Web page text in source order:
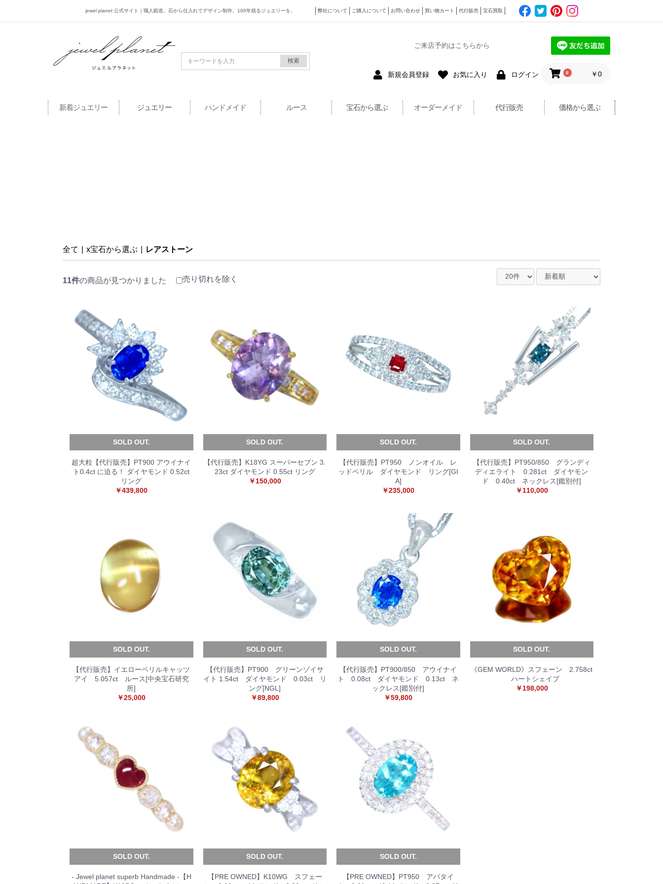
jewel planet 公式サイト｜職人鍛造。石から仕入れてデザイン制作。100年残るジュエリーを。 弊社について ご購入について お問い合わせ 買い物カート 代行販売 宝石買取
jewel planet 公式サイト
検索
ご来店予約はこちらから
新規会員登録 お気に入り ログイン 0 ￥0
新着ジュエリー ジュエリー ハンドメイド ルース 宝石から選ぶ オーダーメイド 代行販売 価格から選ぶ
全て x宝石から選ぶ レアストーン
11件の商品が見つかりました 売り切れを除く
SOLD OUT.
超大粒【代行販売】PT900 アウイナイ
ト0.4ct に迫る！ ダイヤモンド 0.52ct
リング
￥439,800
SOLD OUT.
【代行販売】K18YG スーパーセブン 3.
23ct ダイヤモンド 0.55ct リング
￥150,000
SOLD OUT.
【代行販売】PT950 ノンオイル レ
ッドベリル ダイヤモンド リング[GI
A]
￥235,000
SOLD OUT.
【代行販売】PT950/850 グランディ
ディエライト 0.281ct ダイヤモン
ド 0.40ct ネックレス[鑑別付]
￥110,000
SOLD OUT.
【代行販売】イエローベリルキャッツ
アイ 5.057ct ルース[中央宝石研究
所]
￥25,000
SOLD OUT.
【代行販売】PT900 グリーンゾイサ
イト 1.54ct ダイヤモンド 0.03ct リ
ング[NGL]
￥89,800
SOLD OUT.
【代行販売】PT900/850 アウイナイ
ト 0.08ct ダイヤモンド 0.13ct ネ
ックレス[鑑別付]
￥59,800
SOLD OUT.
《GEM WORLD》スフェーン 2.758ct
ハートシェイプ
￥198,000
SOLD OUT.
- Jewel planet superb Handmade -【H
SOLD OUT.
【PRE OWNED】K10WG スフェー
SOLD OUT.
【PRE OWNED】PT950 アパタイ
お買い物を続ける カートへ進む